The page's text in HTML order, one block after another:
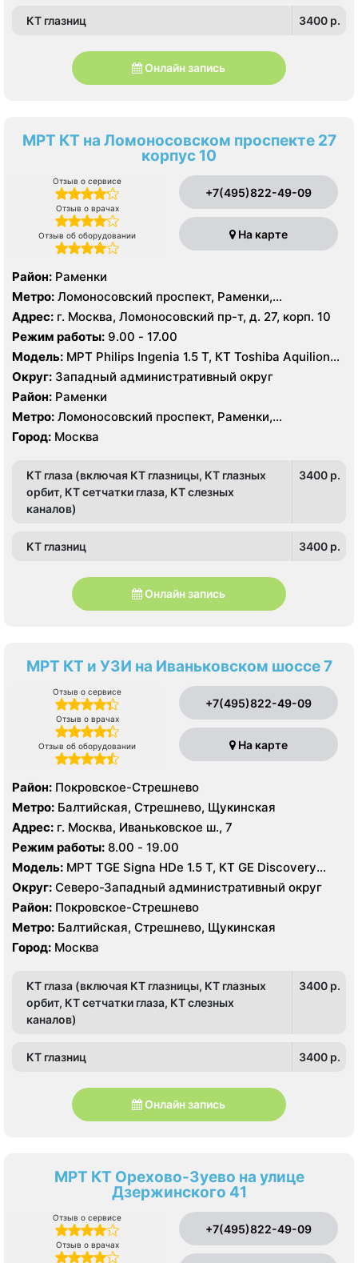
КТ глазниц 3400 p.
Онлайн запись
МРТ КТ на Ломоносовском проспекте 27
корпус 10
Отзыв о сервисе
Отзыв о врачах
Отзыв об оборудовании
+7(495)822-49-09
На карте
Район: Раменки
Метро: Ломоносовский проспект, Раменки,
Университет
Адрес: г. Москва, Ломоносовский пр-т, д. 27, корп. 10
Режим работы: 9.00 - 17.00
Модель: МРТ Philips Ingenia 1.5 Т, КТ Toshiba Aquilion
64 среза
Округ: Западный административный округ
Район: Раменки
Метро: Ломоносовский проспект, Раменки,
Университет
Город: Москва
КТ глаза (включая КТ глазницы, КТ глазных
орбит, КТ сетчатки глаза, КТ слезных
каналов)
3400 p.
КТ глазниц 3400 p.
Онлайн запись
МРТ КТ и УЗИ на Иваньковском шоссе 7
Отзыв о сервисе
Отзыв о врачах
Отзыв об оборудовании
+7(495)822-49-09
На карте
Район: Покровское-Стрешнево
Метро: Балтийская, Стрешнево, Щукинская
Адрес: г. Москва, Иваньковское ш., 7
Режим работы: 8.00 - 19.00
Модель: МРТ TGE Signa HDe 1.5 T, КТ GE Discovery
CT750 256 срезов, GE Healthcare LightSpeed VCT 64
среза УЗИ GE Logiq 9, GE Voluson 8, Philips IE33,
Toshiba Aplio 500
Округ: Северо-Западный административный округ
Район: Покровское-Стрешнево
Метро: Балтийская, Стрешнево, Щукинская
Город: Москва
КТ глаза (включая КТ глазницы, КТ глазных
орбит, КТ сетчатки глаза, КТ слезных
каналов)
3400 p.
КТ глазниц 3400 p.
Онлайн запись
МРТ КТ Орехово-Зуево на улице
Дзержинского 41
Отзыв о сервисе
Отзыв о врачах
+7(495)822-49-09